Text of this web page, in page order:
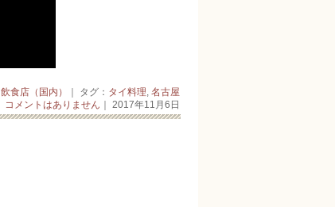
飲食店（国内） ｜ タグ： タイ料理 名古屋
コメントはありません ｜ 2017年11月6日